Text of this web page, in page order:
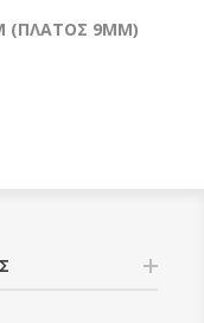
(ΠΛΑΤΟΣ 9MM)